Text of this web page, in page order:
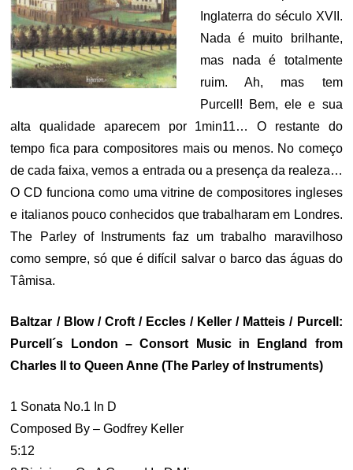
Inglaterra do século XVII.
Nada é muito brilhante,
mas nada é totalmente
ruim. Ah, mas tem
Purcell! Bem, ele e sua
alta qualidade aparecem por 1min11… O restante do
tempo fica para compositores mais ou menos. No começo
de cada faixa, vemos a entrada ou a presença da realeza…
O CD funciona como uma vitrine de compositores ingleses
e italianos pouco conhecidos que trabalharam em Londres.
The Parley of Instruments faz um trabalho maravilhoso
como sempre, só que é difícil salvar o barco das águas do
Tâmisa.
Baltzar / Blow / Croft / Eccles / Keller / Matteis / Purcell:
Purcell´s London – Consort Music in England from
Charles II to Queen Anne (The Parley of Instruments)
1 Sonata No.1 In D
Composed By – Godfrey Keller
5:12